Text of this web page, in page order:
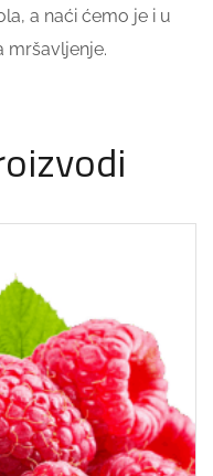
a naći ćemo je i u
mršavljenje.